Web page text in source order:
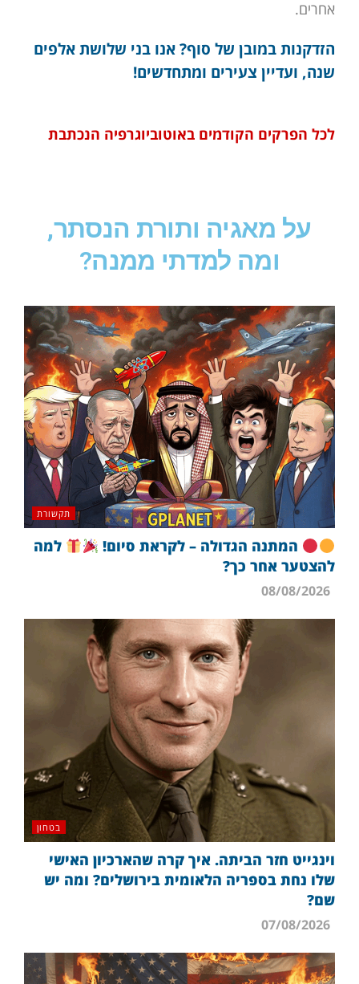
אחרים.
הזדקנות במובן של סוף? אנו בני שלושת אלפים
שנה, ועדיין צעירים ומתחדשים!
לכל הפרקים הקודמים באוטוביוגרפיה הנכתבת
על מאגיה ותורת הנסתר,
ומה למדתי ממנה?
תקשורת
המתנה הגדולה – לקראת סיום!
למה
להצטער אחר כך?
בטחון
וינגייט חזר הביתה. איך קרה שהארכיון האישי
שלו נחת בספריה הלאומית בירושלים? ומה יש
שם?